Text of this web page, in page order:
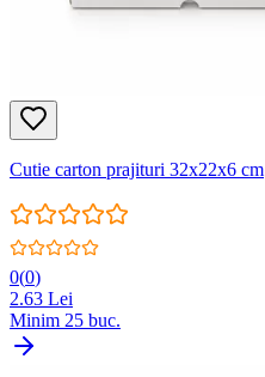
Cutie carton prajituri 32x22x6 cm
0(0)
2.63 Lei
Minim 25 buc.